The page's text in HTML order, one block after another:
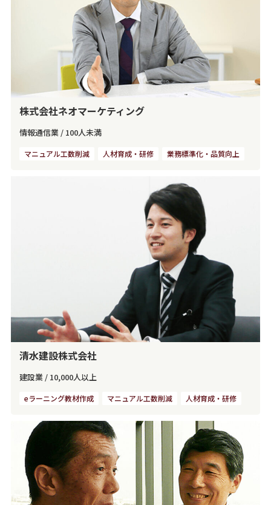
株式会社ネオマーケティング
情報通信業 / 100人未満
マニュアル工数削減 人材育成・研修 業務標準化・品質向上
清水建設株式会社
建設業 / 10,000人以上
eラーニング教材作成 マニュアル工数削減 人材育成・研修